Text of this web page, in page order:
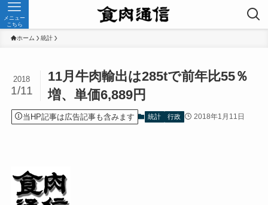
メニュー
こちら
ホーム 統計
11月牛肉輸出は285tで前年比55％
増、単価6,889円
2018
1/11
当HP記事は広告記事も含みます 統計 行政 2018年1月11日